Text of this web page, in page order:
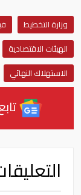
وزارة التخطيط
الهيئات الاقتصادية
الاستهلاك النهائي